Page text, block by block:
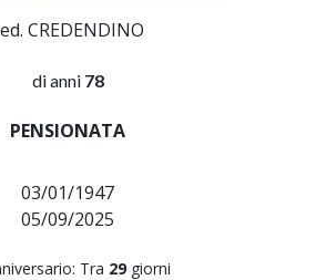
CREDENDINO
di anni 78
PENSIONATA
03/01/1947
05/09/2025
Tra 29 giorni